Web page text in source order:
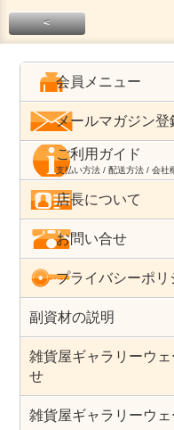
<
会員メニュー
メールマガジン登
ご利用ガイド
支払い方法 / 配送方法 / 会社
店長について
お問い合せ
プライバシーポリ
副資材の説明
雑貨屋ギャラリーウ
せ
雑貨屋ギャラリーウ